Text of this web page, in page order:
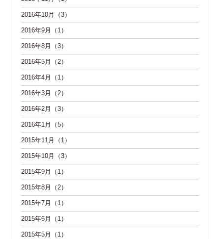
2016年10月（3）
2016年9月（1）
2016年8月（3）
2016年5月（2）
2016年4月（1）
2016年3月（2）
2016年2月（3）
2016年1月（5）
2015年11月（1）
2015年10月（3）
2015年9月（1）
2015年8月（2）
2015年7月（1）
2015年6月（1）
2015年5月（1）